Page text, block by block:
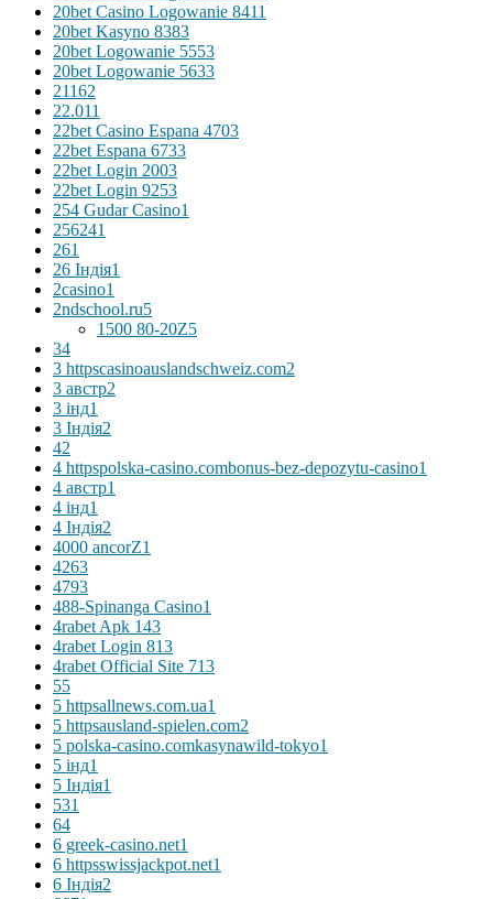
20bet Casino Logowanie 8411
20bet Kasyno 8383
20bet Logowanie 5553
20bet Logowanie 5633
21162
22.011
22bet Casino Espana 4703
22bet Espana 6733
22bet Login 2003
22bet Login 9253
254 Gudar Casino1
256241
261
26 Індія1
2casino1
2ndschool.ru5
1500 80-20Z5
34
3 httpscasinoauslandschweiz.com2
3 австр2
3 інд1
3 Індія2
42
4 httpspolska-casino.combonus-bez-depozytu-casino1
4 австр1
4 інд1
4 Індія2
4000 ancorZ1
4263
4793
488-Spinanga Casino1
4rabet Apk 143
4rabet Login 813
4rabet Official Site 713
55
5 httpsallnews.com.ua1
5 httpsausland-spielen.com2
5 polska-casino.comkasynawild-tokyo1
5 інд1
5 Індія1
531
64
6 greek-casino.net1
6 httpsswissjackpot.net1
6 Індія2